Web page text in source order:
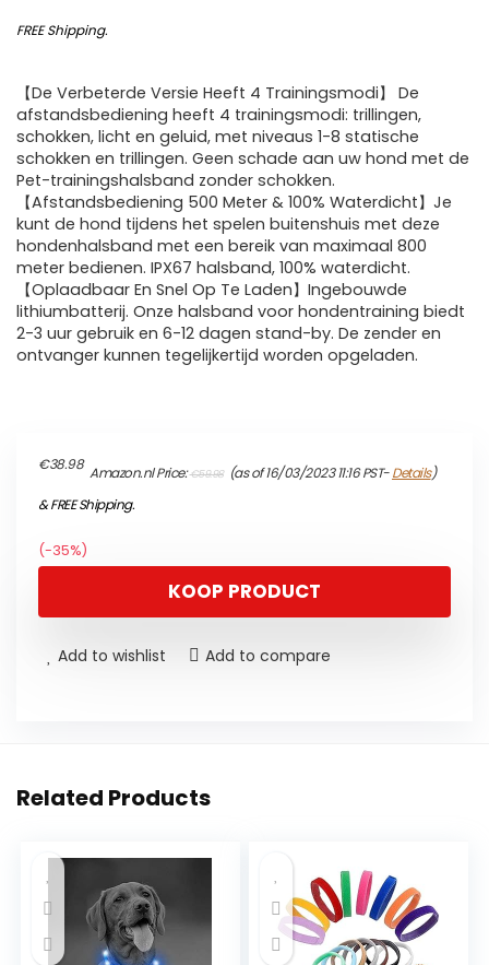
FREE Shipping.
【De Verbeterde Versie Heeft 4 Trainingsmodi】 De
afstandsbediening heeft 4 trainingsmodi: trillingen,
schokken, licht en geluid, met niveaus 1-8 statische
schokken en trillingen. Geen schade aan uw hond met de
Pet-trainingshalsband zonder schokken.
【Afstandsbediening 500 Meter & 100% Waterdicht】Je
kunt de hond tijdens het spelen buitenshuis met deze
hondenhalsband met een bereik van maximaal 800
meter bedienen. IPX67 halsband, 100% waterdicht.
【Oplaadbaar En Snel Op Te Laden】Ingebouwde
lithiumbatterij. Onze halsband voor hondentraining biedt
2-3 uur gebruik en 6-12 dagen stand-by. De zender en
ontvanger kunnen tegelijkertijd worden opgeladen.
Amazon.nl Price:€59.98
Original
price
€38.98
Current
price
(as of 16/03/2023 11:16 PST-Details)
&FREE Shipping.
(-35%)
KOOP PRODUCT
Add to wishlist Add to compare
Related Products